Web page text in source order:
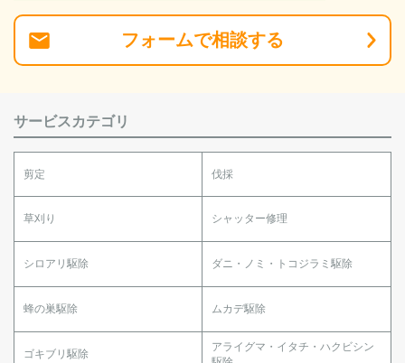
フォームで相談する
サービスカテゴリ
剪定 伐採
草刈り シャッター修理
シロアリ駆除 ダニ・ノミ・トコジラミ駆除
蜂の巣駆除 ムカデ駆除
ゴキブリ駆除
アライグマ・イタチ・ハクビシン